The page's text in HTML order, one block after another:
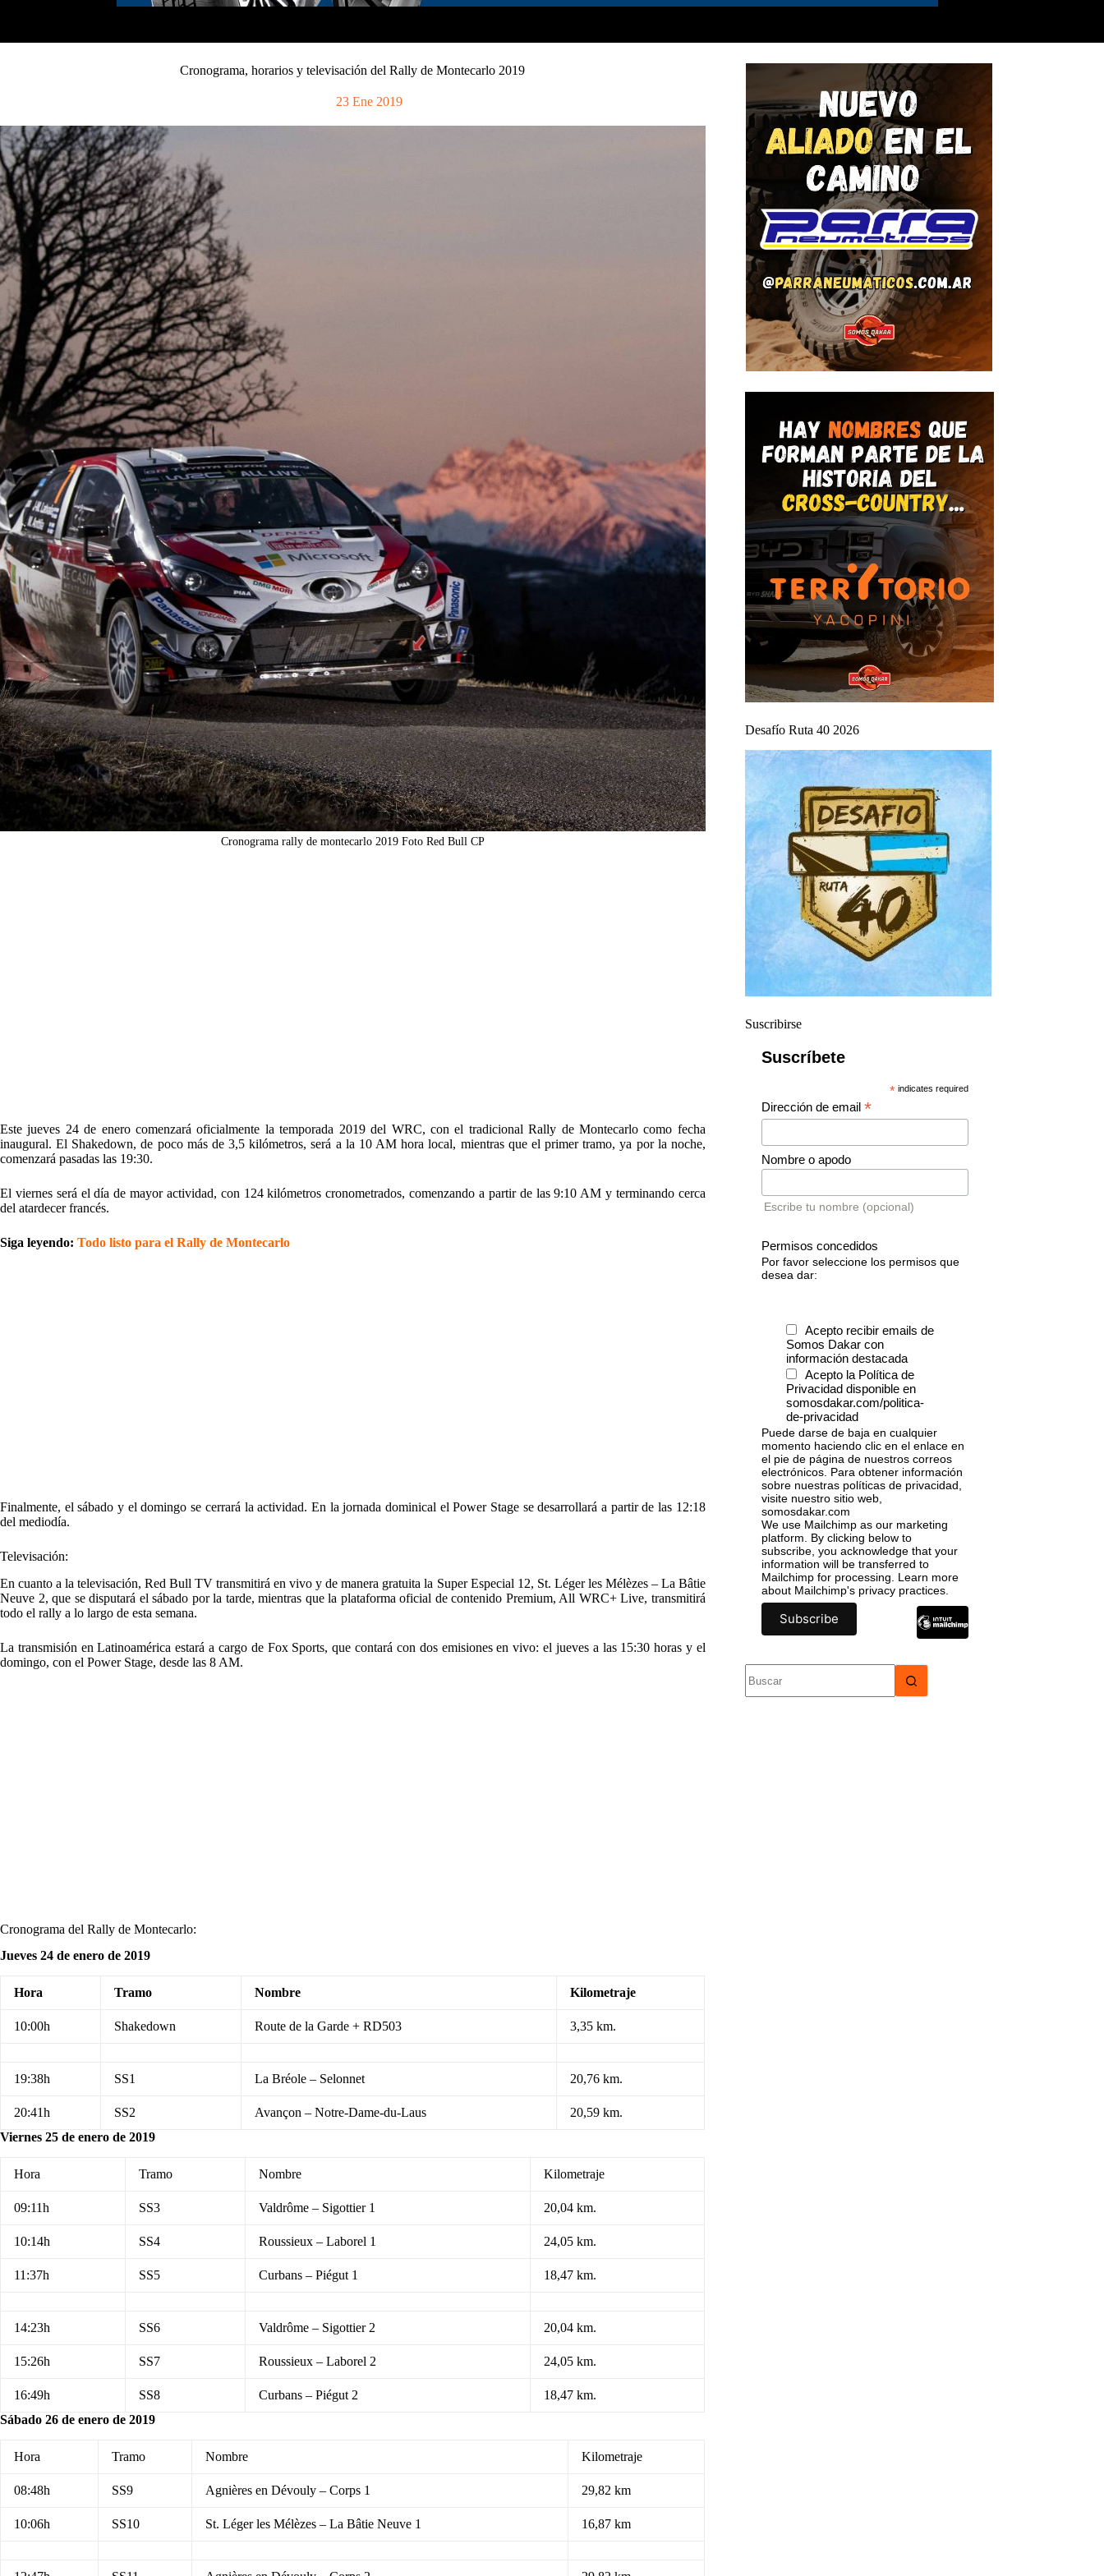
Cronograma, horarios y televisación del Rally de Montecarlo 2019
23 Ene 2019
Cronograma rally de montecarlo 2019 Foto Red Bull CP
Este jueves 24 de enero comenzará oficialmente la temporada 2019 del WRC, con el tradicional Rally de Montecarlo como fecha
inaugural. El Shakedown, de poco más de 3,5 kilómetros, será a la 10 AM hora local, mientras que el primer tramo, ya por la noche,
comenzará pasadas las 19:30.
El viernes será el día de mayor actividad, con 124 kilómetros cronometrados, comenzando a partir de las 9:10 AM y terminando cerca
del atardecer francés.
Siga leyendo: Todo listo para el Rally de Montecarlo
Finalmente, el sábado y el domingo se cerrará la actividad. En la jornada dominical el Power Stage se desarrollará a partir de las 12:18
del mediodía.
Televisación:
En cuanto a la televisación, Red Bull TV transmitirá en vivo y de manera gratuita la Super Especial 12, St. Léger les Mélèzes – La Bâtie
Neuve 2, que se disputará el sábado por la tarde, mientras que la plataforma oficial de contenido Premium, All WRC+ Live, transmitirá
todo el rally a lo largo de esta semana.
La transmisión en Latinoamérica estará a cargo de Fox Sports, que contará con dos emisiones en vivo: el jueves a las 15:30 horas y el
domingo, con el Power Stage, desde las 8 AM.
Cronograma del Rally de Montecarlo:
Jueves 24 de enero de 2019
Hora Tramo Nombre Kilometraje
10:00h Shakedown Route de la Garde + RD503 3,35 km.
19:38h SS1 La Bréole – Selonnet 20,76 km.
20:41h SS2 Avançon – Notre-Dame-du-Laus
20,59 km.
Viernes 25 de enero de 2019
Hora Tramo Nombre Kilometraje
09:11h SS3 Valdrôme – Sigottier 1 20,04 km.
10:14h SS4 Roussieux – Laborel 1 24,05 km.
11:37h SS5 Curbans – Piégut 1 18,47 km.
14:23h SS6 Valdrôme – Sigottier 2 20,04 km.
15:26h SS7 Roussieux – Laborel 2 24,05 km.
16:49h SS8 Curbans – Piégut 2
18,47 km.
Sábado 26 de enero de 2019
Hora Tramo Nombre Kilometraje
08:48h SS9 Agnières en Dévouly – Corps 1 29,82 km
10:06h SS10 St. Léger les Mélèzes – La Bâtie Neuve 1 16,87 km
Desafío Ruta 40 2026
Suscribirse
Suscríbete
* indicates required
Dirección de email*
Nombre o apodo
Escribe tu nombre (opcional)
Permisos concedidos
Por favor seleccione los permisos que
desea dar:
Acepto recibir emails de
Somos Dakar con
información destacada
Acepto la Política de
Privacidad disponible en
somosdakar.com/politica-
de-privacidad
Puede darse de baja en cualquier
momento haciendo clic en el enlace en
el pie de página de nuestros correos
electrónicos. Para obtener información
sobre nuestras políticas de privacidad,
visite nuestro sitio web,
somosdakar.com
We use Mailchimp as our marketing
platform. By clicking below to
subscribe, you acknowledge that your
information will be transferred to
Mailchimp for processing. Learn more
about Mailchimp's privacy practices.